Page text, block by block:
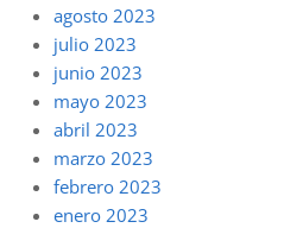
agosto 2023
julio 2023
junio 2023
mayo 2023
abril 2023
marzo 2023
febrero 2023
enero 2023